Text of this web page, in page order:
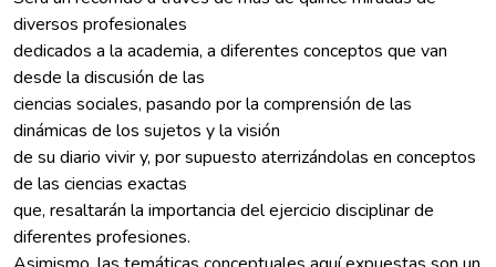
diversos profesionales
dedicados a la academia, a diferentes conceptos que van
desde la discusión de las
ciencias sociales, pasando por la comprensión de las
dinámicas de los sujetos y la visión
de su diario vivir y, por supuesto aterrizándolas en conceptos
de las ciencias exactas
que, resaltarán la importancia del ejercicio disciplinar de
diferentes profesiones.